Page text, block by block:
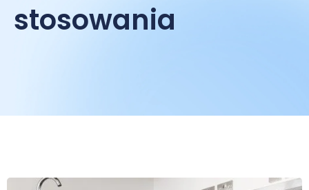
stosowania